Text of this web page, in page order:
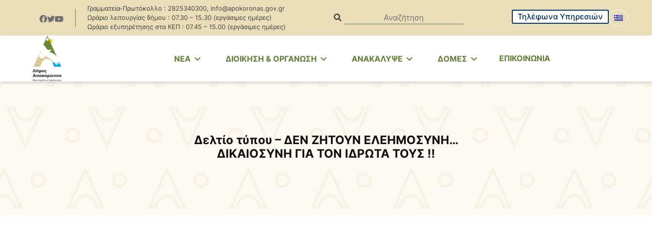
Γραμματεία-Πρωτόκολλο : 2825340300, info@apokoronas.gov.gr
Ωράριο λειτουργίας δήμου : 07.30 – 15.30 (εργάσιμες ημέρες)
Ωράριο εξυπηρέτησης στα ΚΕΠ : 07.45 – 15.00 (εργάσιμες ημέρες)
Τηλέφωνα Υπηρεσιών
NEA ΔΙΟΙΚΗΣΗ & ΟΡΓΑΝΩΣΗ ΑΝΑΚΑΛΥΨΕ ΔΟΜΕΣ ΕΠΙΚΟΙΝΩΝΙΑ
Δελτίο τύπου – ΔΕΝ ΖΗΤΟΥΝ ΕΛΕΗΜΟΣΥΝΗ…
ΔΙΚΑΙΟΣΥΝΗ ΓΙΑ ΤΟΝ ΙΔΡΩΤΑ ΤΟΥΣ !!